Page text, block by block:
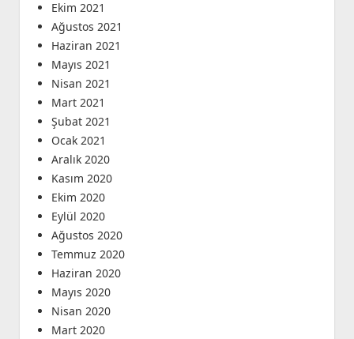
Ekim 2021
Ağustos 2021
Haziran 2021
Mayıs 2021
Nisan 2021
Mart 2021
Şubat 2021
Ocak 2021
Aralık 2020
Kasım 2020
Ekim 2020
Eylül 2020
Ağustos 2020
Temmuz 2020
Haziran 2020
Mayıs 2020
Nisan 2020
Mart 2020